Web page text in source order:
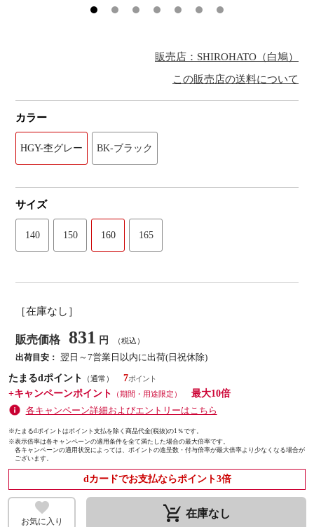
販売店：SHIROHATO（白鳩）
この販売店の送料について
カラー
HGY-杢グレー BK-ブラック
サイズ
140 150 160 165
［在庫なし］
販売価格 831 円 （税込）
出荷目安： 翌日～7営業日以内に出荷(日祝休除)
たまるdポイント
（通常）
7
+キャンペーンポイント
（期間・用途限定）
最大10倍
各キャンペーン詳細およびエントリーはこちら
※たまるdポイントはポイント支払を除く商品代金(税抜)の1％です。
※表示倍率は各キャンペーンの適用条件を全て満たした場合の最大倍率です。
各キャンペーンの適用状況によっては、ポイントの進呈数・付与倍率が最大倍率より少なくなる場合が
ございます。
dカードでお支払ならポイント3倍
お気に入り remove_shopping_cart 在庫なし